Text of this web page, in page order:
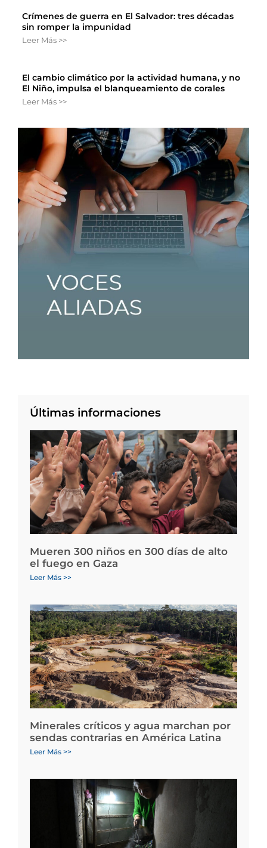
Crímenes de guerra en El Salvador: tres décadas
sin romper la impunidad
Leer Más >>
El cambio climático por la actividad humana, y no
El Niño, impulsa el blanqueamiento de corales
Leer Más >>
Últimas informaciones
Mueren 300 niños en 300 días de alto
el fuego en Gaza
Leer Más >>
Minerales críticos y agua marchan por
sendas contrarias en América Latina
Leer Más >>